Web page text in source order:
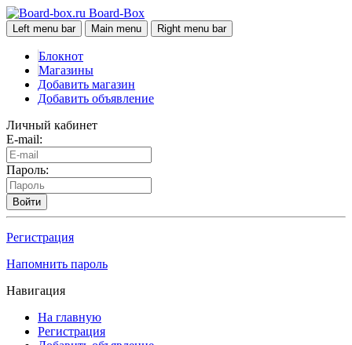
Board-Box
Left menu bar Main menu Right menu bar
Блокнот
Магазины
Добавить магазин
Добавить объявление
Личный кабинет
E-mail:
Пароль:
Войти
Регистрация
Напомнить пароль
Навигация
На главную
Регистрация